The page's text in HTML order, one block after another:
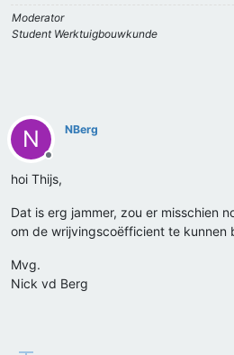
Moderator
Student Werktuigbouwkunde
N
Offline
NBerg
hoi Thijs,
Dat is erg jammer, zou er misschien
om de wrijvingscoëfficient te kunnen
Mvg.
Nick vd Berg